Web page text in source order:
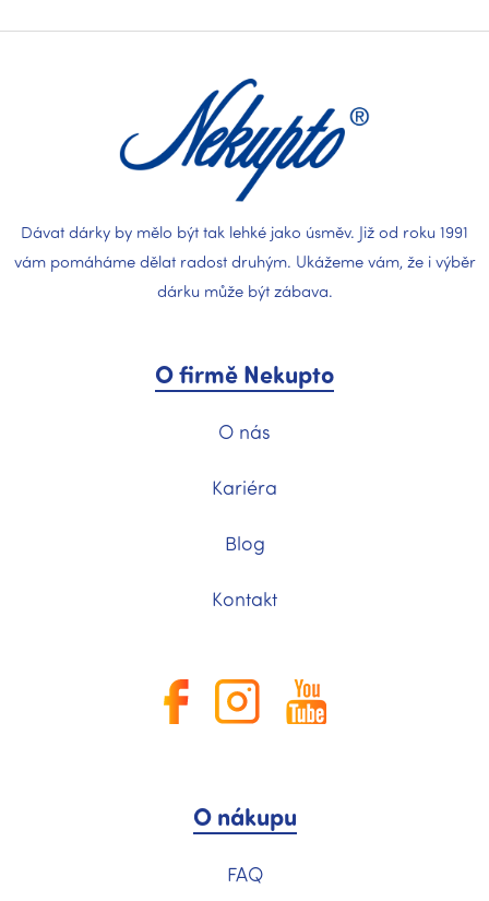
p
Dávat dárky by mělo být tak lehké jako úsměv. Již od roku 1991
vám pomáháme dělat radost druhým. Ukážeme vám, že i výběr
dárku může být zábava.
O firmě Nekupto
O nás
Kariéra
Blog
Kontakt
O nákupu
FAQ